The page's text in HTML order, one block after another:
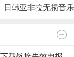
日韩亚非拉无损音